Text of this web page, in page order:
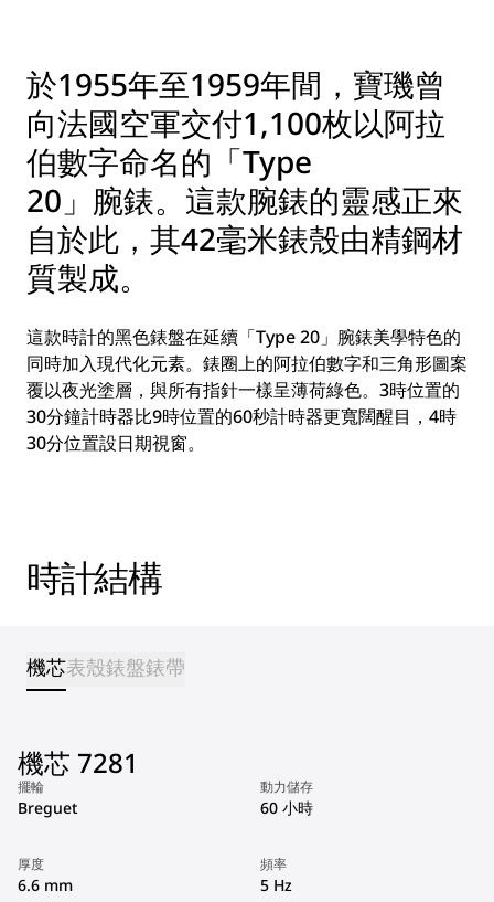
於1955年至1959年間，寶璣曾
向法國空軍交付1,100枚以阿拉
伯數字命名的「Type
20」腕錶。這款腕錶的靈感正來
自於此，其42毫米錶殼由精鋼材
質製成。
這款時計的黑色錶盤在延續「Type 20」腕錶美學特色的
同時加入現代化元素。錶圈上的阿拉伯數字和三角形圖案
覆以夜光塗層，與所有指針一樣呈薄荷綠色。3時位置的
30分鐘計時器比9時位置的60秒計時器更寬闊醒目，4時
30分位置設日期視窗。
時計結構
機芯表殼錶盤錶帶
機芯 7281
擺輪
Breguet
動力儲存
60 小時
厚度
6.6 mm
頻率
5 Hz